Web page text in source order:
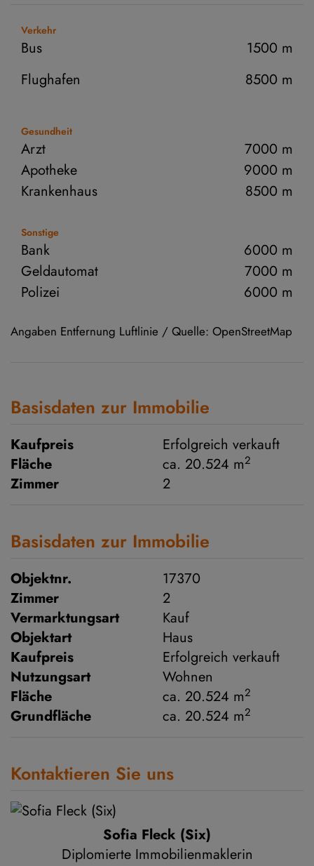
Verkehr
Bus
1500 m
Flughafen
8500 m
Gesundheit
Arzt
7000 m
Apotheke
9000 m
Krankenhaus
8500 m
Sonstige
Bank
6000 m
Geldautomat
7000 m
Polizei
6000 m
Angaben Entfernung Luftlinie / Quelle: OpenStreetMap
Basisdaten zur Immobilie
Kaufpreis
Erfolgreich verkauft
Fläche
ca. 20.524 m2
Zimmer 2
Basisdaten zur Immobilie
Objektnr.
17370
Zimmer
2
Vermarktungsart
Kauf
Objektart
Haus
Kaufpreis
Erfolgreich verkauft
Nutzungsart
Wohnen
Fläche
ca. 20.524 m2
Grundfläche ca. 20.524 m2
Kontaktieren Sie uns
Sofia Fleck (Six)
Diplomierte Immobilienmaklerin